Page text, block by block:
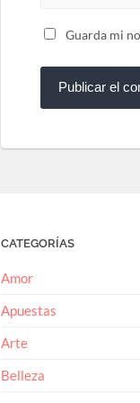
Guarda mi
CATEGORÍAS
Amor
Apuestas
Arte
Belleza